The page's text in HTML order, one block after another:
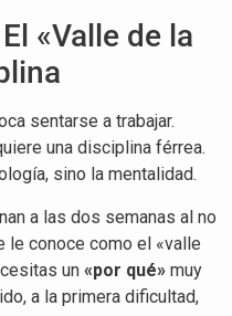
«Valle de la
sentarse a trabajar.
una disciplina férrea.
sino la mentalidad.
a las dos semanas al no
le conoce como el «valle
un «por qué» muy
a la primera dificultad,